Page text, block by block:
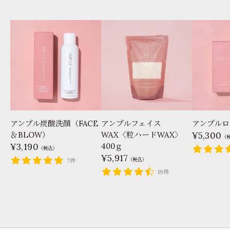
アンプル炭酸洗顔（FACE
＆BLOW）
3,190 （税込）
7件
アンプルフェイス
WAX〈粒ハードWAX〉
400ｇ
5,917 （税込）
19件
アンプル
5,300 （